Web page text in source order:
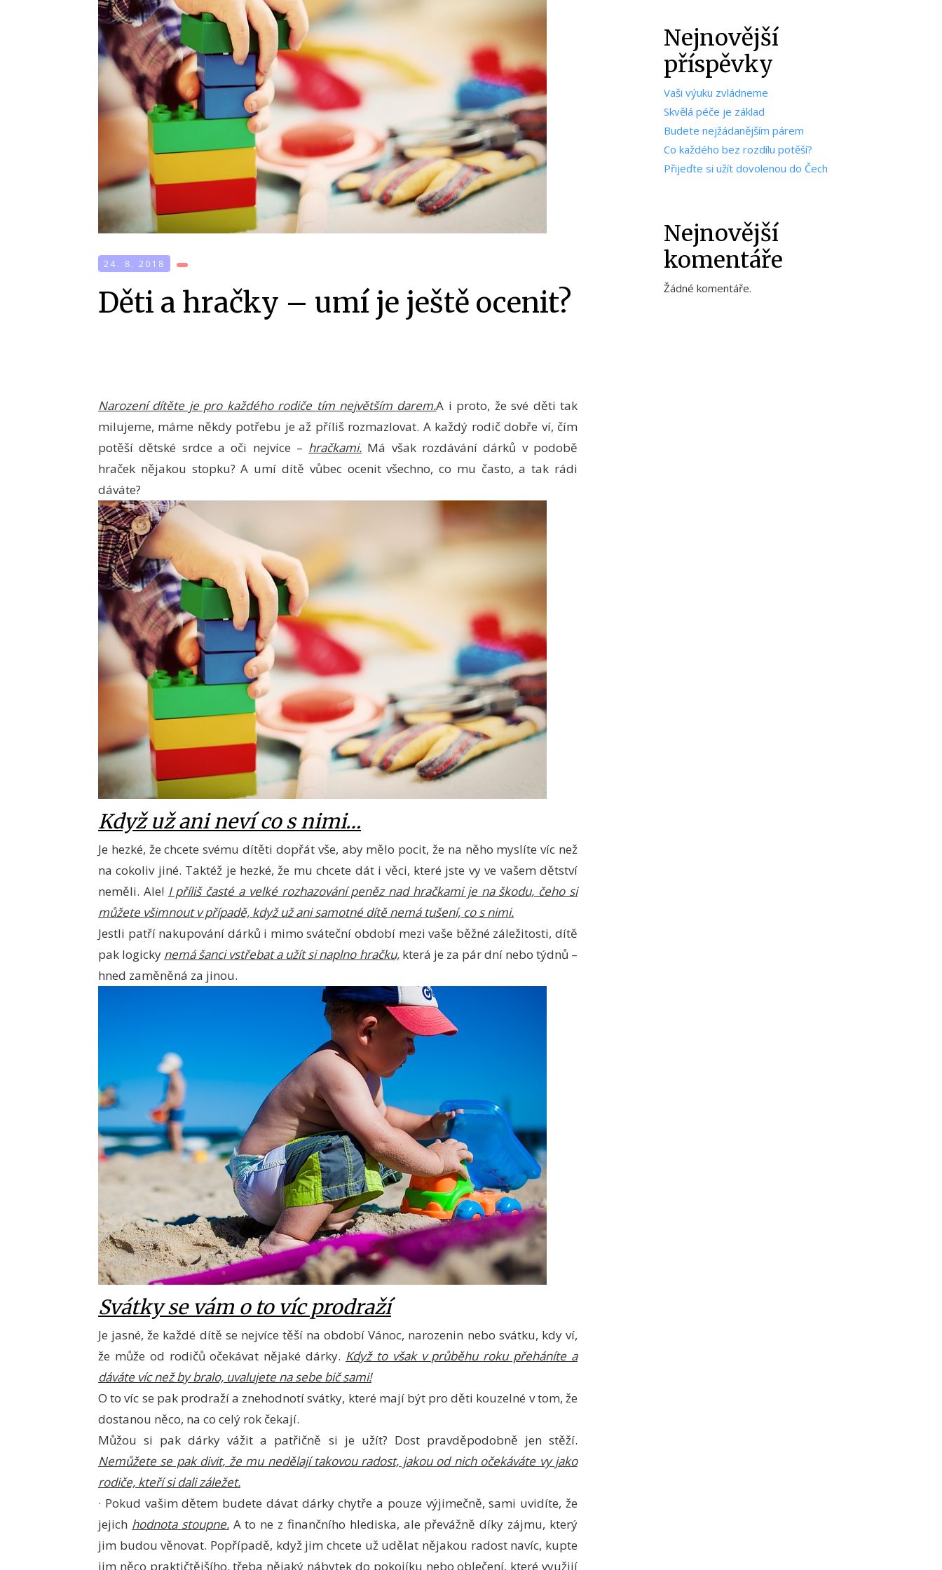
24. 8. 2018
Děti a hračky – umí je ještě ocenit?
Narození dítěte je pro každého rodiče tím největším darem.A i proto, že své děti tak
milujeme, máme někdy potřebu je až příliš rozmazlovat. A každý rodič dobře ví, čím
potěší dětské srdce a oči nejvíce – hračkami. Má však rozdávání dárků v podobě
hraček nějakou stopku? A umí dítě vůbec ocenit všechno, co mu často, a tak rádi
dáváte?
Když už ani neví co s nimi…
Je hezké, že chcete svému dítěti dopřát vše, aby mělo pocit, že na něho myslíte víc než
na cokoliv jiné. Taktéž je hezké, že mu chcete dát i věci, které jste vy ve vašem dětství
neměli. Ale! I příliš časté a velké rozhazování peněz nad hračkami je na škodu, čeho si
můžete všimnout v případě, když už ani samotné dítě nemá tušení, co s nimi.
Jestli patří nakupování dárků i mimo sváteční období mezi vaše běžné záležitosti, dítě
pak logicky nemá šanci vstřebat a užít si naplno hračku,která je za pár dní nebo týdnů –
hned zaměněná za jinou.
Svátky se vám o to víc prodraží
Je jasné, že každé dítě se nejvíce těší na období Vánoc, narozenin nebo svátku, kdy ví,
že může od rodičů očekávat nějaké dárky. Když to však v průběhu roku přeháníte a
dáváte víc než by bralo, uvalujete na sebe bič sami!
O to víc se pak prodraží a znehodnotí svátky, které mají být pro děti kouzelné v tom, že
dostanou něco, na co celý rok čekají.
Můžou si pak dárky vážit a patřičně si je užít? Dost pravděpodobně jen stěží.
Nemůžete se pak divit, že mu nedělají takovou radost, jakou od nich očekáváte vy jako
rodiče, kteří si dali záležet.
· Pokud vašim dětem budete dávat dárky chytře a pouze výjimečně, sami uvidíte, že
jejich hodnota stoupne.A to ne z finančního hlediska, ale převážně díky zájmu, který
jim budou věnovat. Popřípadě, když jim chcete už udělat nějakou radost navíc, kupte
jim něco praktičtějšího, třeba nějaký nábytek do pokojíku nebo oblečení, které využijí
Nejnovější
příspěvky
Vaši výuku zvládneme
Skvělá péče je základ
Budete nejžádanějším párem
Co každého bez rozdílu potěší?
Přijeďte si užít dovolenou do Čech
Nejnovější
komentáře
Žádné komentáře.